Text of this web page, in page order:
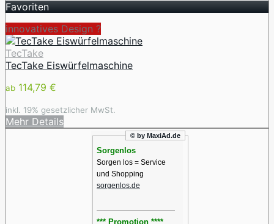
Favoriten
innovatives Design ️?
TecTake
TecTake Eiswürfelmaschine
ab 114,79 €
inkl. 19% gesetzlicher MwSt.
Mehr Details
© by MaxiAd.de
Sorgenlos
Sorgen los = Service
und Shopping
sorgenlos.de
*** Promotion ****